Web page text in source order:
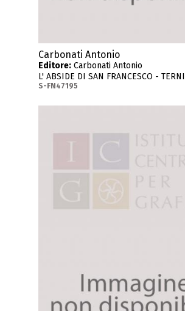
Carbonati Antonio
Editore: Carbonati Antonio
L' ABSIDE DI SAN FRANCESCO - TERNI
S-FN47195